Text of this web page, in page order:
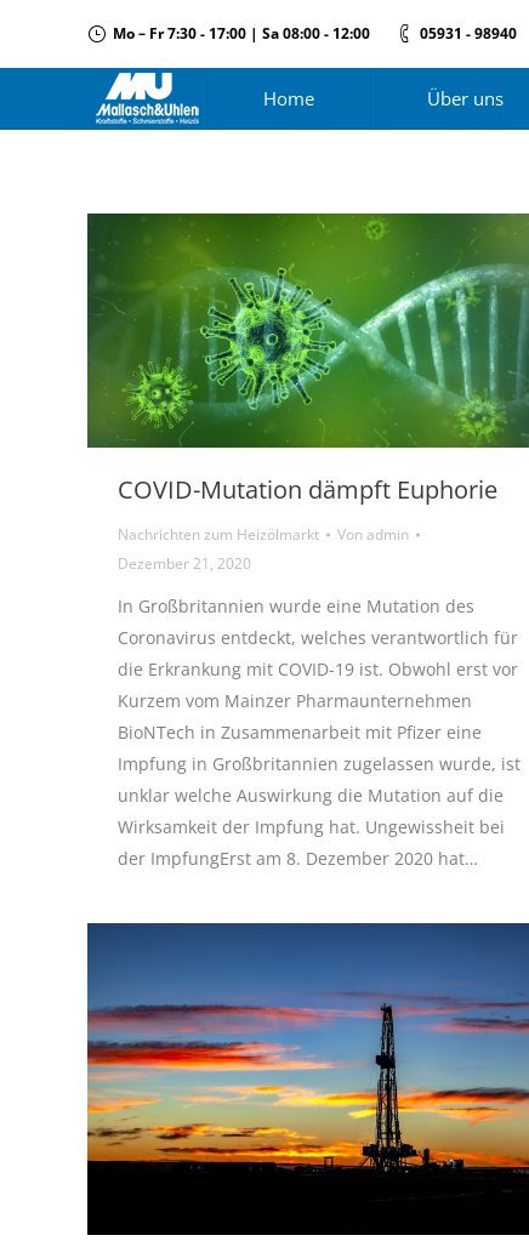
Mo – Fr 7:30 - 17:00 | Sa 08:00 - 12:00 05931 - 98940
Home Über uns
COVID-Mutation dämpft Euphorie
Nachrichten zum Heizölmarkt Vonadmin
Dezember 21, 2020
In Großbritannien wurde eine Mutation des
Coronavirus entdeckt, welches verantwortlich für
die Erkrankung mit COVID-19 ist. Obwohl erst vor
Kurzem vom Mainzer Pharmaunternehmen
BioNTech in Zusammenarbeit mit Pfizer eine
Impfung in Großbritannien zugelassen wurde, ist
unklar welche Auswirkung die Mutation auf die
Wirksamkeit der Impfung hat. Ungewissheit bei
der ImpfungErst am 8. Dezember 2020 hat…